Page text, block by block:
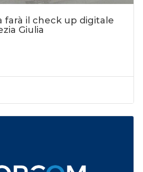
farà il check up digitale
Giulia